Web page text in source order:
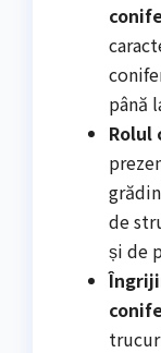
până
de
și de